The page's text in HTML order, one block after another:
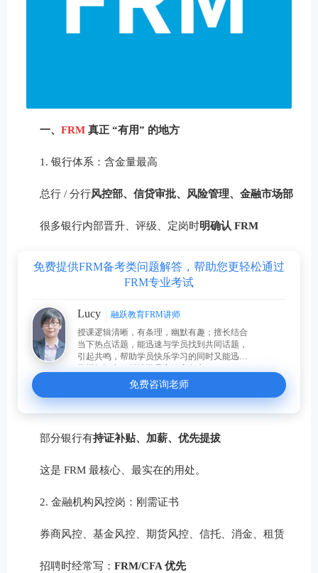
一、 FRM真正 “有用” 的地方
1. 银行体系：含金量最高
总行 / 分行风控部、信贷审批、风险管理、金融市场部
很多银行内部晋升、评级、定岗时明确认 FRM
免费提供FRM备考类问题解答，帮助您更轻松通过
FRM专业考试
Lucy
融跃教育FRM讲师
授课逻辑清晰，有条理，幽默有趣；擅长结合
当下热点话题，能迅速与学员找到共同话题，
引起共鸣，帮助学员快乐学习的同时又能迅速
免费咨询老师
部分银行有持证补贴、加薪、优先提拔
这是 FRM 最核心、最实在的用处。
2. 金融机构风控岗：刚需证书
券商风控、基金风控、期货风控、信托、消金、租赁
招聘时经常写： FRM/CFA 优先